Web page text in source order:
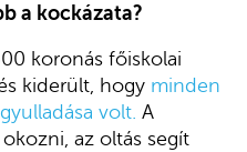
a kockázata?
koronás főiskolai
kiderült, hogy minden
volt. A
az oltás segít